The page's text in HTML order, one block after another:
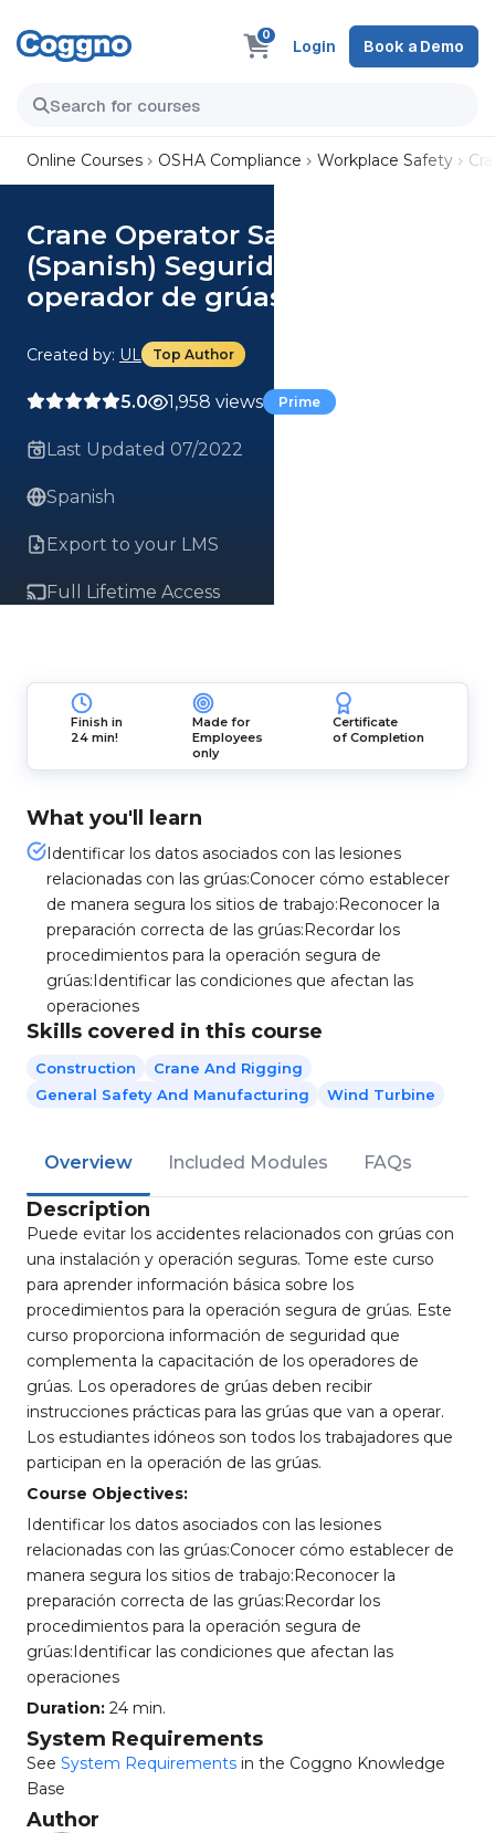
0
Login Book a Demo
Online Courses OSHA Compliance Workplace Safety
Crane Operator Safety
(Spanish) Seguridad del
operador de grúas Course
Created by: UL Top Author
5.0 1,958 views Prime
Last Updated 07/2022
Spanish
Export to your LMS
Full Lifetime Access
Finish in
24 min!
Made for
Employees
only
Certificate
of Completion
What you'll learn
Identificar los datos asociados con las lesiones
relacionadas con las grúas:Conocer cómo establecer
de manera segura los sitios de trabajo:Reconocer la
preparación correcta de las grúas:Recordar los
procedimientos para la operación segura de
grúas:Identificar las condiciones que afectan las
operaciones
Skills covered in this course
Construction
Crane And Rigging
General Safety And Manufacturing
Wind Turbine
Overview Included Modules FAQs
Description
Puede evitar los accidentes relacionados con grúas con
una instalación y operación seguras. Tome este curso
para aprender información básica sobre los
procedimientos para la operación segura de grúas. Este
curso proporciona información de seguridad que
complementa la capacitación de los operadores de
grúas. Los operadores de grúas deben recibir
instrucciones prácticas para las grúas que van a operar.
Los estudiantes idóneos son todos los trabajadores que
participan en la operación de las grúas.
Course Objectives:
Identificar los datos asociados con las lesiones
relacionadas con las grúas:Conocer cómo establecer de
manera segura los sitios de trabajo:Reconocer la
preparación correcta de las grúas:Recordar los
procedimientos para la operación segura de
grúas:Identificar las condiciones que afectan las
operaciones
Duration: 24 min.
System Requirements
See System Requirements in the Coggno Knowledge
Base
Author